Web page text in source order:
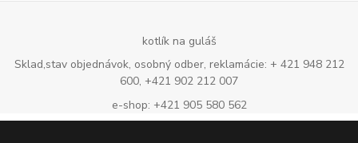
kotlík na guláš
Sklad,stav objednávok, osobný odber, reklamácie: + 421 948 212
600, +421 902 212 007
e-shop: +421 905 580 562